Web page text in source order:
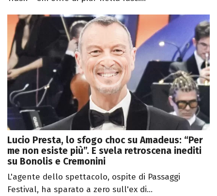
Lucio Presta, lo sfogo choc su Amadeus: “Per
me non esiste più”. E svela retroscena inediti
su Bonolis e Cremonini
L'agente dello spettacolo, ospite di Passaggi
Festival, ha sparato a zero sull'ex di...